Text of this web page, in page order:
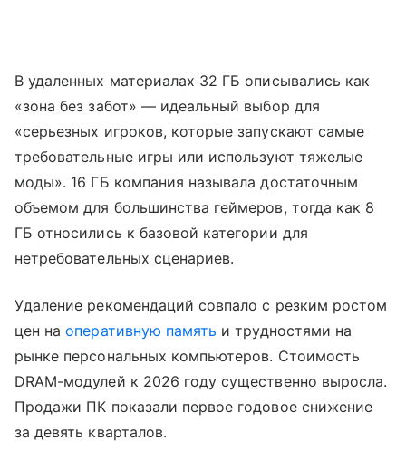
В удаленных материалах 32 ГБ описывались как
«зона без забот» — идеальный выбор для
«серьезных игроков, которые запускают самые
требовательные игры или используют тяжелые
моды». 16 ГБ компания называла достаточным
объемом для большинства геймеров, тогда как 8
ГБ относились к базовой категории для
нетребовательных сценариев.
Удаление рекомендаций совпало с резким ростом
цен наоперативную память и трудностями на
рынке персональных компьютеров. Стоимость
DRAM-модулей к 2026 году существенно выросла.
Продажи ПК показали первое годовое снижение
за девять кварталов.